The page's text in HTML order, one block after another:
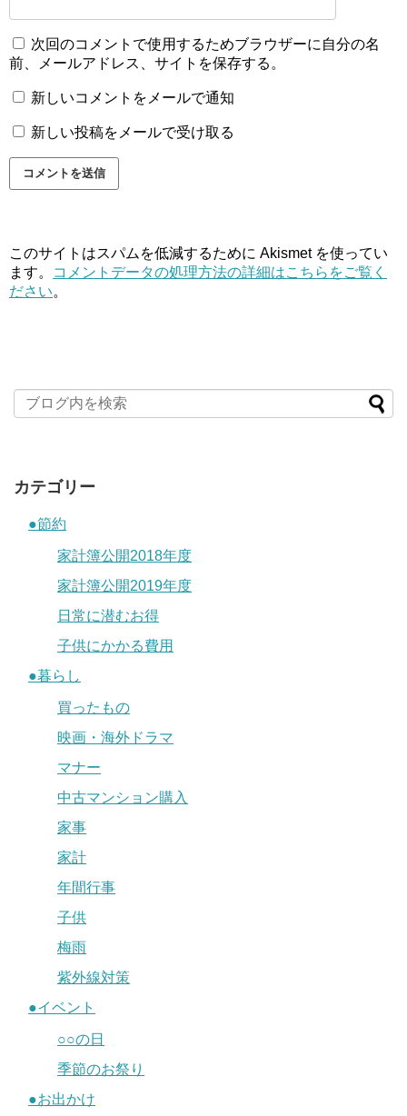
次回のコメントで使用するためブラウザーに自分の名
前、メールアドレス、サイトを保存する。
新しいコメントをメールで通知
新しい投稿をメールで受け取る
このサイトはスパムを低減するために Akismet を使ってい
ます。
コメントデータの処理方法の詳細はこちらをご覧く
ださい。
カテゴリー
●節約
家計簿公開2018年度
家計簿公開2019年度
日常に潜むお得
子供にかかる費用
●暮らし
買ったもの
映画・海外ドラマ
マナー
中古マンション購入
家事
家計
年間行事
子供
梅雨
紫外線対策
●イベント
○○の日
季節のお祭り
●お出かけ